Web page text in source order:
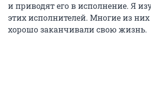
и приводят его в исполнение. Я
этих исполнителей. Многие из
хорошо заканчивали свою жизнь.